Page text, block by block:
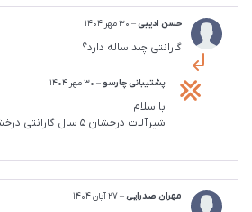
حسن ادیبی– 30 مهر 1404
گارانتی چند ساله دارد؟
پشتیبانی چارسو– 30 مهر 1404
با سلام
شیرآلات درخشان 5 سال گارانتی درخشان سرویس دارند.
مهران صدرایی–27 آبان 1404